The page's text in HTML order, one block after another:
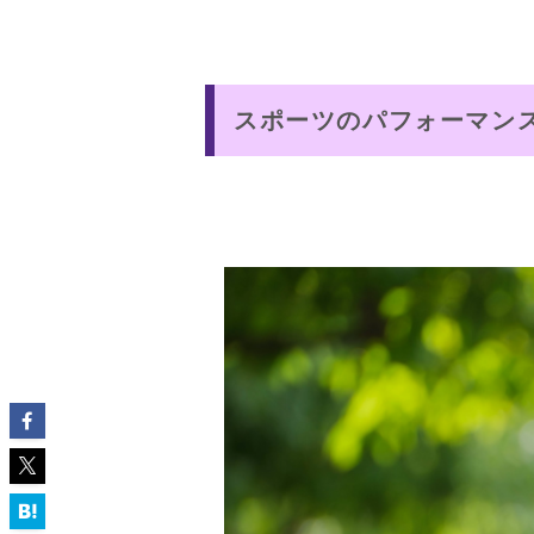
スポーツのパフォーマン